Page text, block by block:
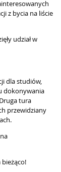
z bycia na liście
udział w
dla studiów,
dokonywania
tura
przewidziany
bieżąco!